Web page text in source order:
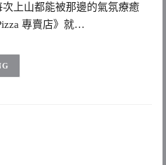
上山都能被那邊的氣氛療癒
專賣店》就…